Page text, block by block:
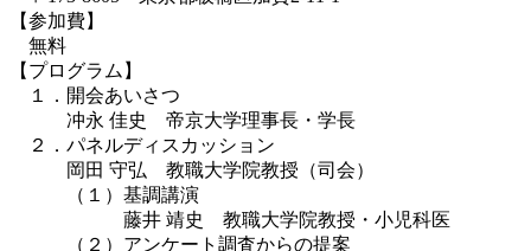
【参加費】
無料
【プログラム】
１．開会あいさつ
冲永 佳史 帝京大学理事長・学長
２．パネルディスカッション
岡田 守弘 教職大学院教授（司会）
（１）基調講演
藤井 靖史 教職大学院教授・小児科医
（２）アンケート調査からの提案